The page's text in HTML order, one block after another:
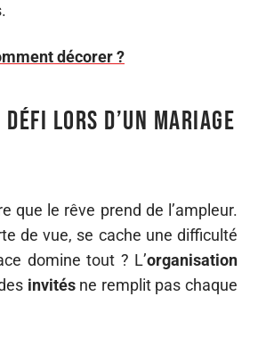
décorer ?
lors d’un mariage
que le rêve prend de l’ampleur.
de vue, se cache une difficulté
domine tout ? L’organisation
invitésne remplit pas chaque